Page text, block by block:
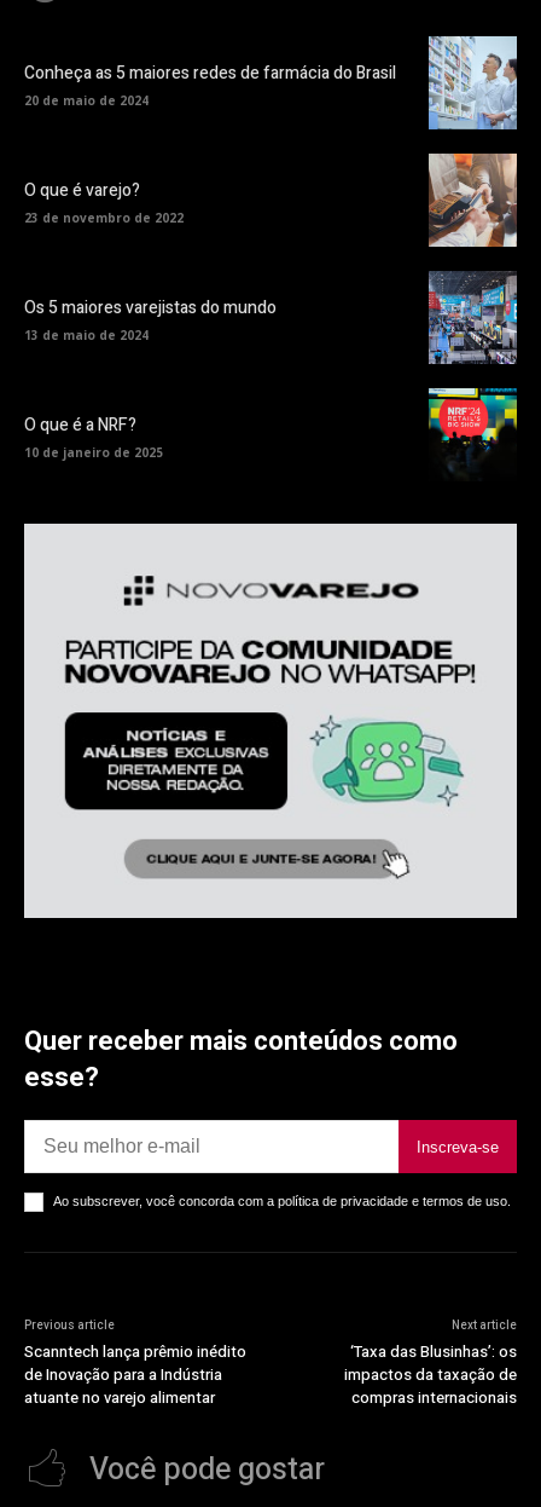
Conheça as 5 maiores redes de farmácia do Brasil
20 de maio de 2024
O que é varejo?
23 de novembro de 2022
Os 5 maiores varejistas do mundo
13 de maio de 2024
O que é a NRF?
10 de janeiro de 2025
Quer receber mais conteúdos como
esse?
Inscreva-se
Ao subscrever, você concorda com a política de privacidade e termos de uso.
Previous article
Scanntech lança prêmio inédito
de Inovação para a Indústria
atuante no varejo alimentar
Next article
‘Taxa das Blusinhas’: os
impactos da taxação de
compras internacionais
Você pode gostar